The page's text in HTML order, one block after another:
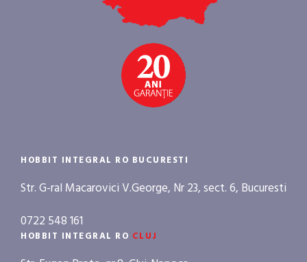
HOBBIT INTEGRAL RO BUCURESTI
Str. G-ral Macarovici V.George, Nr 23, sect. 6, Bucuresti
0722 548 161
HOBBIT INTEGRAL RO CLUJ